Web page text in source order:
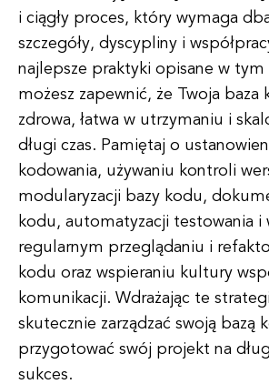
i ciągły proces, który wymaga
szczegóły, dyscypliny i
najlepsze praktyki opisane w tym
możesz zapewnić, że Twoja baza
zdrowa, łatwa w utrzymaniu i
długi czas. Pamiętaj o
kodowania, używaniu kontroli
modularyzacji bazy kodu,
kodu, automatyzacji testowania i
regularnym przeglądaniu i
kodu oraz wspieraniu kultury
komunikacji. Wdrażając te
skutecznie zarządzać swoją bazą
przygotować swój projekt na
sukces.